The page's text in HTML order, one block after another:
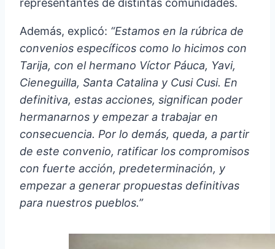
representantes de distintas comunidades.
Además, explicó: “Estamos en la rúbrica de
convenios específicos como lo hicimos con
Tarija, con el hermano Víctor Páuca, Yavi,
Cieneguilla, Santa Catalina y Cusi Cusi. En
definitiva, estas acciones, significan poder
hermanarnos y empezar a trabajar en
consecuencia. Por lo demás, queda, a partir
de este convenio, ratificar los compromisos
con fuerte acción, predeterminación, y
empezar a generar propuestas definitivas
para nuestros pueblos.”